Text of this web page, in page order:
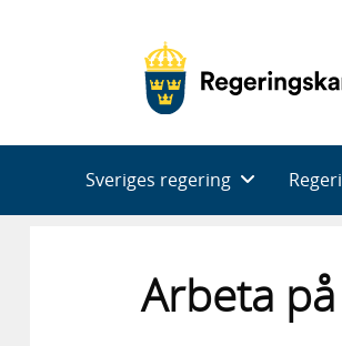
Sveriges regering
Arbeta